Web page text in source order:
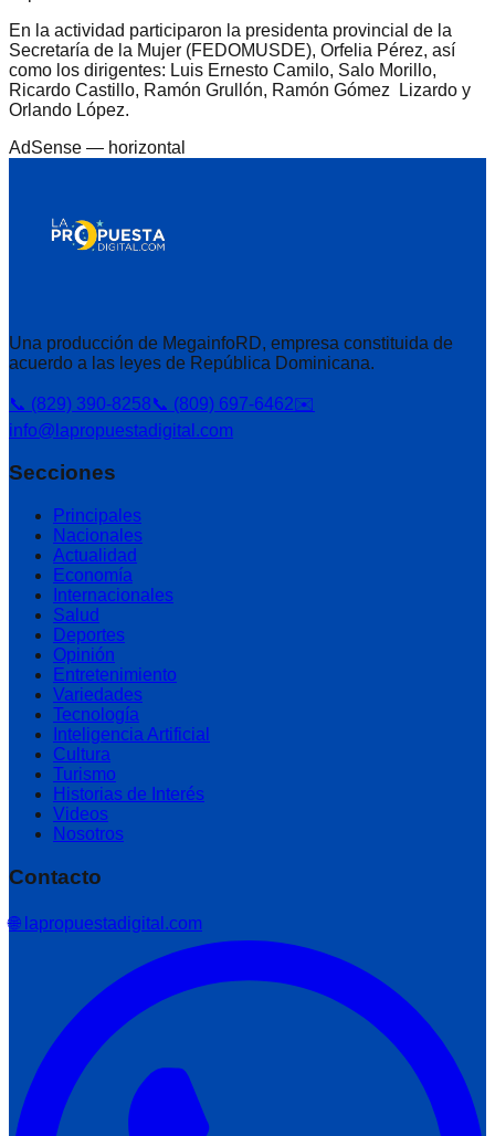
En la actividad participaron la presidenta provincial de la
Secretaría de la Mujer (FEDOMUSDE), Orfelia Pérez, así
como los dirigentes: Luis Ernesto Camilo, Salo Morillo,
Ricardo Castillo, Ramón Grullón, Ramón Gómez Lizardo y
Orlando López.
AdSense — horizontal
Una producción de MegainfoRD, empresa constituida de
acuerdo a las leyes de República Dominicana.
📞 (829) 390-8258📞 (809) 697-6462✉️
info@lapropuestadigital.com
Secciones
Principales
Nacionales
Actualidad
Economía
Internacionales
Salud
Deportes
Opinión
Entretenimiento
Variedades
Tecnología
Inteligencia Artificial
Cultura
Turismo
Historias de Interés
Videos
Nosotros
Contacto
🌐 lapropuestadigital.com